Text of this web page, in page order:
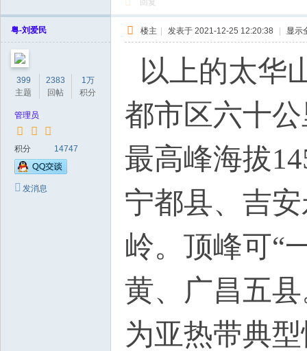
回复
粤-刘爱民
399
主题
2383
回帖
1万
积分
管理员
积分 14747
发消息
楼主 | 发表于 2021-12-25 12:20:38 | 显示
以上的太华
都市区六十
最高峰海拔
宁都县、吉
岭。顶峰可“
黄、广昌五
为亚热带典